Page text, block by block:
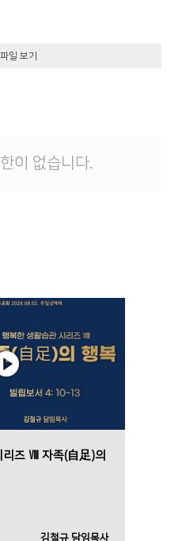
일 보기
이 없습니다.
리즈 Ⅷ 자족(自足)의
김철규 담임목사